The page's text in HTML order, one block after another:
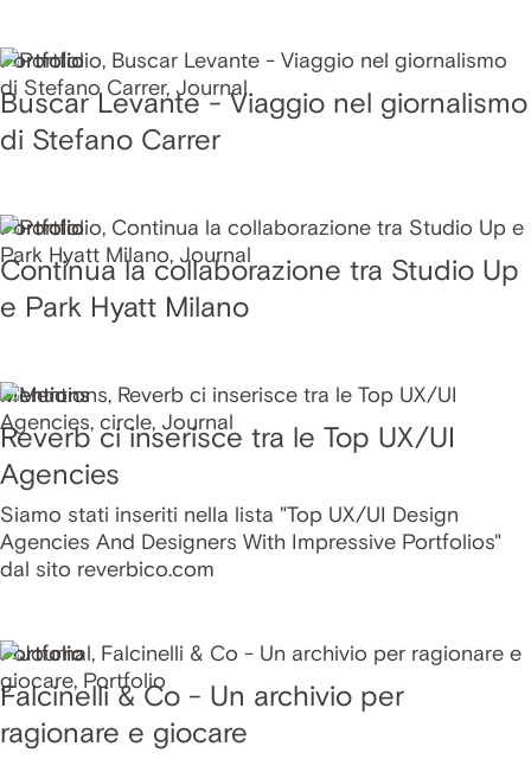
Portfolio
Buscar Levante - Viaggio nel giornalismo
di Stefano Carrer
Portfolio
Continua la collaborazione tra Studio Up
e Park Hyatt Milano
Mentions
Reverb ci inserisce tra le Top UX/UI
Agencies
Siamo stati inseriti nella lista "Top UX/UI Design
Agencies And Designers With Impressive Portfolios"
dal sito reverbico.com
Portfolio
Falcinelli & Co - Un archivio per
ragionare e giocare